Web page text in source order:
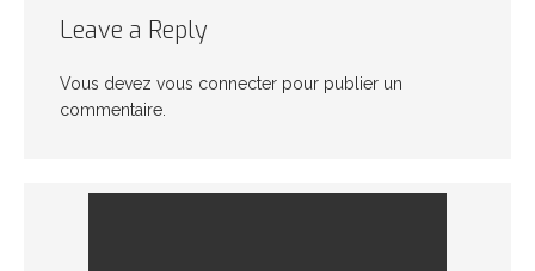
Leave a Reply
Vous devez vous connecter pour publier un
commentaire.